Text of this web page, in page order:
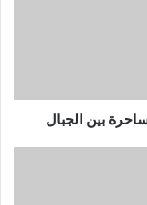
بين الجبال